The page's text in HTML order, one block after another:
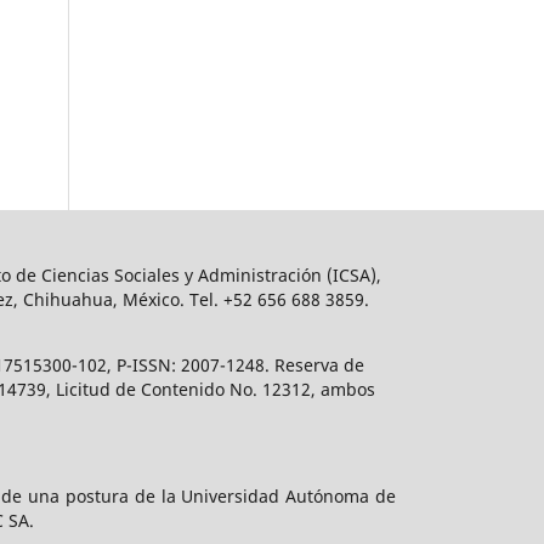
Ciencias Sociales y Administración (ICSA),
Chihuahua, México. Tel. +52 656 688 3859.
102, P-ISSN: 2007-1248. Reserva de
Licitud de Contenido No. 12312, ambos
una postura de la Universidad Autónoma de